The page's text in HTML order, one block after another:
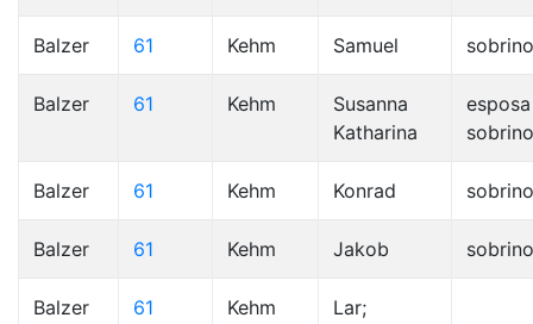
Balzer 61 Kehm Samuel sobrino
Balzer 61 Kehm
Susanna
Katharina
sobrino
Balzer 61 Kehm Konrad sobrino
Balzer 61 Kehm Jakob sobrino
Balzer 61 Kehm Lar;